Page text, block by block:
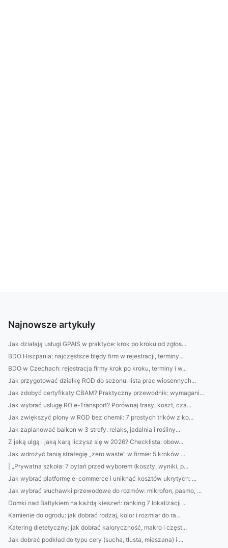
Najnowsze artykuły
Jak działają usługi GPAIS w praktyce: krok po kroku od zgłos...
BDO Hiszpania: najczęstsze błędy firm w rejestracji, terminy...
BDO w Czechach: rejestracja firmy krok po kroku, terminy i w...
Jak przygotować działkę ROD do sezonu: lista prac wiosennych...
Jak zdobyć certyfikaty CBAM? Praktyczny przewodnik: wymagani...
Jak wybrać usługę RO e-Transport? Porównaj trasy, koszt, cza...
Jak zwiększyć plony w ROD bez chemii: 7 prostych trików z ko...
Jak zaplanować balkon w 3 strefy: relaks, jadalnia i rośliny...
Z jaką ulgą i jaką karą liczysz się w 2026? Checklista: obow...
Jak wdrożyć tanią strategię „zero waste” w firmie: 5 kroków ...
| „Prywatna szkoła: 7 pytań przed wyborem (koszty, wyniki, p...
Jak wybrać platformę e-commerce i uniknąć kosztów ukrytych: ...
Jak wybrać słuchawki przewodowe do rozmów: mikrofon, pasmo, ...
Domki nad Bałtykiem na każdą kieszeń: ranking 7 lokalizacji ...
Kamienie do ogrodu: jak dobrać rodzaj, kolor i rozmiar do ra...
Katering dietetyczny: jak dobrać kaloryczność, makro i częst...
Jak dobrać podkład do typu cery (sucha, tłusta, mieszana) i ...